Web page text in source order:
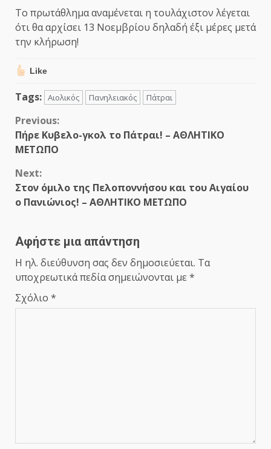
Το πρωτάθλημα αναμένεται η τουλάχιστον λέγεται
ότι θα αρχίσει 13 Νοεμβρίου δηλαδή έξι μέρες μετά
την κλήρωση!
Like
Tags: Αιολικός Πανηλειακός Πάτραι
Continue
Reading
Previous:
Πήρε Κυβελο-γκολ το Πάτραι! – ΑΘΛΗΤΙΚΟ
ΜΕΤΩΠΟ
Next:
Στον όμιλο της Πελοποννήσου και του Αιγαίου
ο Πανιώνιος! – ΑΘΛΗΤΙΚΟ ΜΕΤΩΠΟ
Αφήστε μια απάντηση
Η ηλ. διεύθυνση σας δεν δημοσιεύεται. Τα
υποχρεωτικά πεδία σημειώνονται με *
Σχόλιο *